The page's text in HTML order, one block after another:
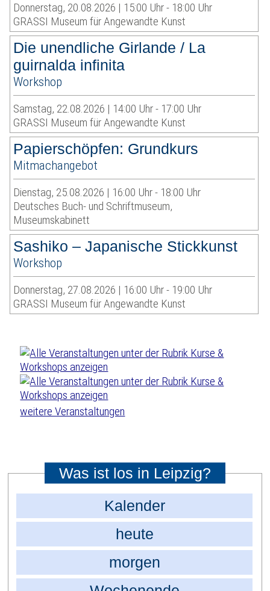
Donnerstag, 20.08.2026 | 15:00 Uhr - 18:00 Uhr
GRASSI Museum für Angewandte Kunst
Die unendliche Girlande / La
guirnalda infinita
Workshop
Samstag, 22.08.2026 | 14:00 Uhr - 17:00 Uhr
GRASSI Museum für Angewandte Kunst
Papierschöpfen: Grundkurs
Mitmachangebot
Dienstag, 25.08.2026 | 16:00 Uhr - 18:00 Uhr
Deutsches Buch- und Schriftmuseum,
Museumskabinett
Sashiko – Japanische Stickkunst
Workshop
Donnerstag, 27.08.2026 | 16:00 Uhr - 19:00 Uhr
GRASSI Museum für Angewandte Kunst
weitere Veranstaltungen
Was ist los in Leipzig?
Kalender
heute
morgen